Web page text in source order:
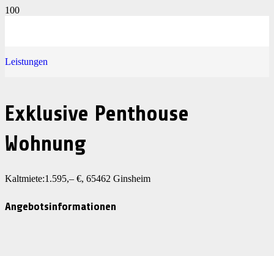
Leistungen
Exklusive Penthouse
Wohnung
Kaltmiete:1.595,– €, 65462 Ginsheim
Angebotsinformationen